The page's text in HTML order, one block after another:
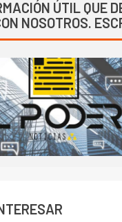
ÚTIL QUE
NOSOTROS.